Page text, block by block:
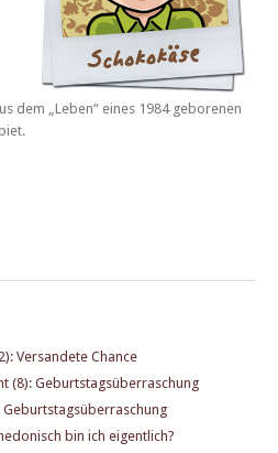
dem „Leben“ eines 1984 geborenen
Versandete Chance
(8): Geburtstagsüberraschung
bin ich eigentlich?